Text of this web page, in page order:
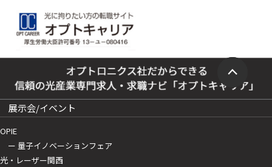
展示会/イベント
OPIE
ー 量子イノベーションフェア
光・レーザー関西